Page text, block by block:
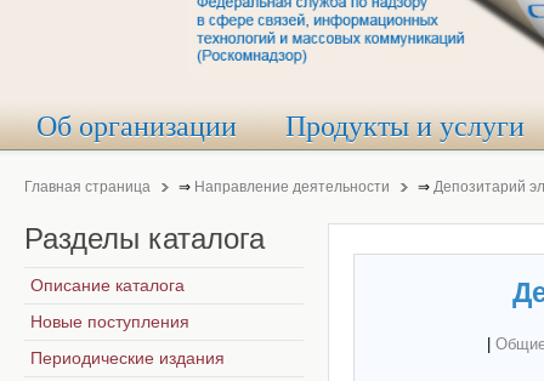
Об организации Продукты и услуги
Главная страница ⇒ Направление деятельности ⇒ Депозитарий
Разделы каталога
Описание каталога
Новые поступления
Периодические издания